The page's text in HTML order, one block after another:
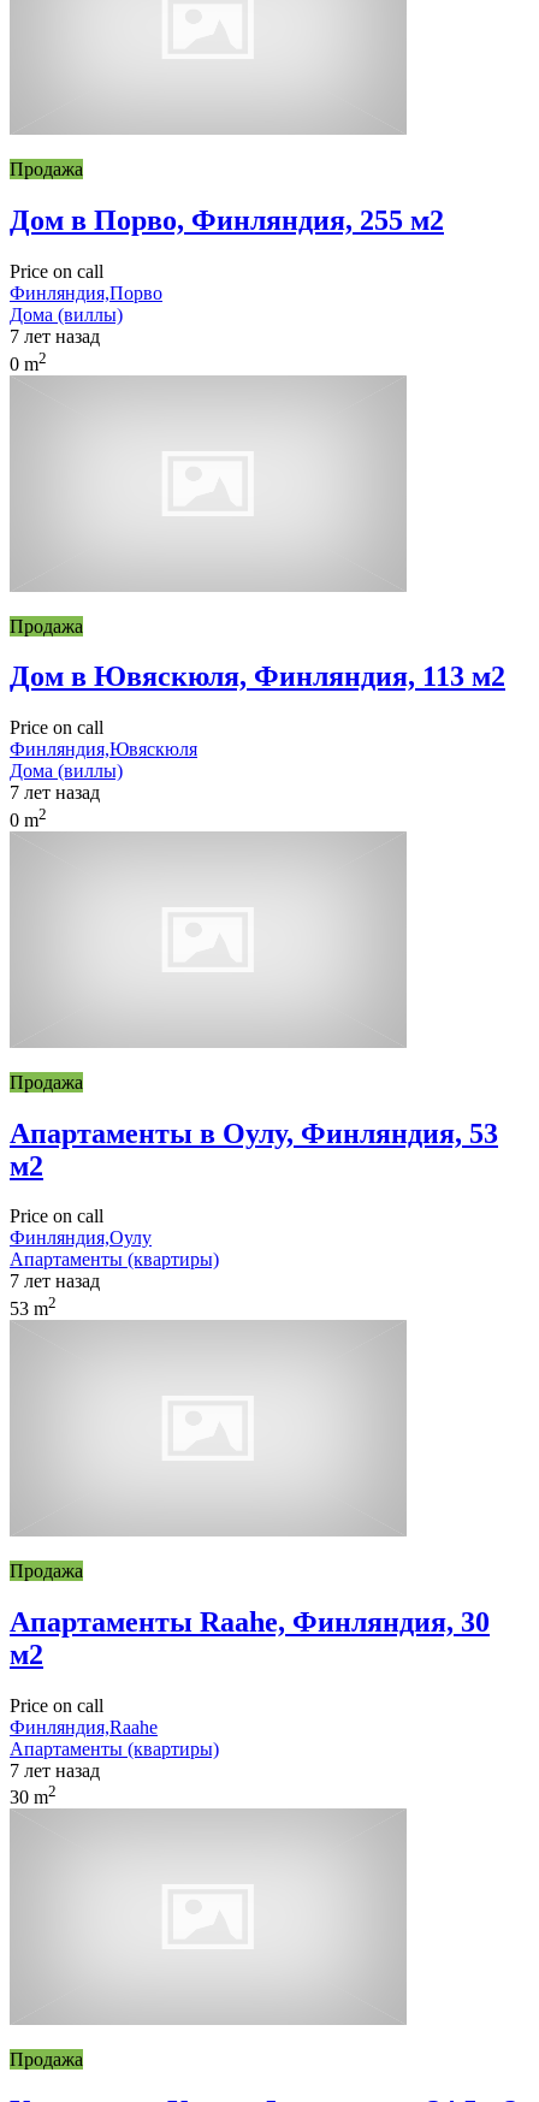
Продажа
Дом в Порво, Финляндия, 255 м2
Price on call
Финляндия,Порво
Дома (виллы)
7 лет назад
0 m2
Продажа
Дом в Ювяскюля, Финляндия, 113 м2
Price on call
Финляндия,Ювяскюля
Дома (виллы)
7 лет назад
0 m2
Продажа
Апартаменты в Оулу, Финляндия, 53
м2
Price on call
Финляндия,Оулу
Апартаменты (квартиры)
7 лет назад
53 m2
Продажа
Апартаменты Raahe, Финляндия, 30
м2
Price on call
Финляндия,Raahe
Апартаменты (квартиры)
7 лет назад
30 m2
Продажа